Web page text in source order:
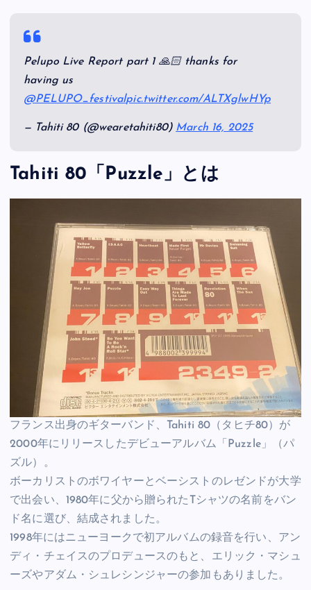
Pelupo Live Report part 1 🙏🏻 thanks for
having us
@PELUPO_festivalpic.twitter.com/ALTXglwHYp
— Tahiti 80 (@wearetahiti80) March 16, 2025
Tahiti 80「Puzzle」とは
フランス出身のギターバンド、Tahiti 80（タヒチ80）が
2000年にリリースしたデビューアルバム「Puzzle」（パ
ズル）。
ボーカリストのボワイヤーとベーシストのレゼンドが大学
で出会い、1980年に父から贈られたTシャツの名前をバン
ド名に選び、結成されました。
1998年にはニューヨークで初アルバムの録音を行い、アン
ディ・チェイスのプロデュースのもと、エリック・マシュ
ーズやアダム・シュレシンジャーの参加もありました。